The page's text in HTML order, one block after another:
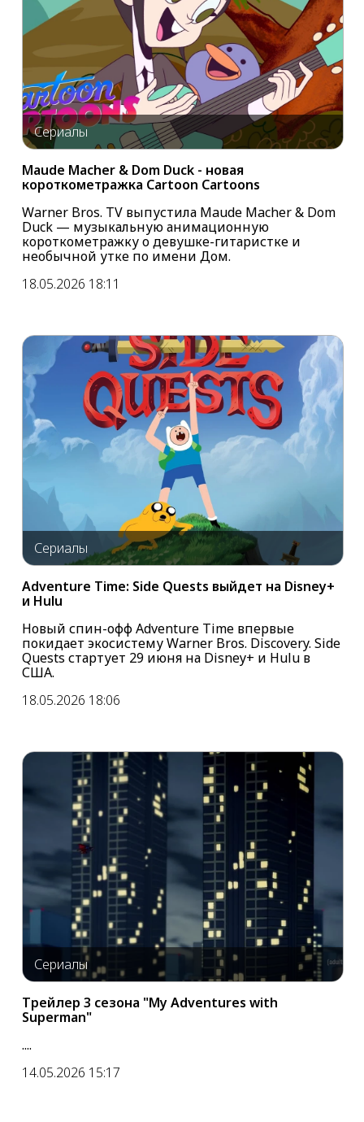
Сериалы
Maude Macher & Dom Duck - новая
короткометражка Cartoon Cartoons
Warner Bros. TV выпустила Maude Macher & Dom
Duck — музыкальную анимационную
короткометражку о девушке-гитаристке и
необычной утке по имени Дом.
18.05.2026 18:11
Сериалы
Adventure Time: Side Quests выйдет на Disney+
и Hulu
Новый спин-офф Adventure Time впервые
покидает экосистему Warner Bros. Discovery. Side
Quests стартует 29 июня на Disney+ и Hulu в
США.
18.05.2026 18:06
Сериалы
Трейлер 3 сезона "My Adventures with
Superman"
....
14.05.2026 15:17